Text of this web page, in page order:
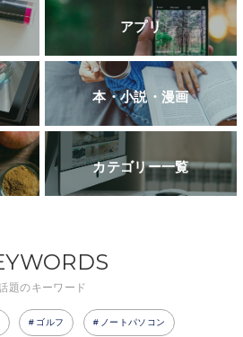
アプリ
本・小説・漫画
カテゴリー一覧
題のキーワード
ゴルフ ノートパソコン